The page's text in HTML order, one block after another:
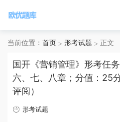
当前位置： 首页 形考试题 正文
国开《营销管理》形考任
六、七、八章；分值：25
评阅）
形考试题